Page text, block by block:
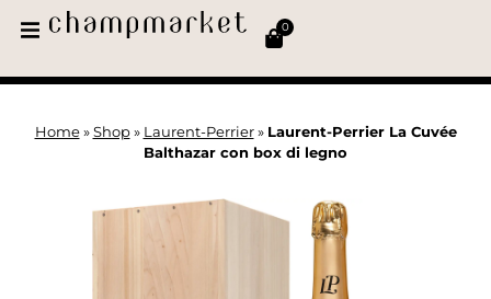
0
Home» Shop» Laurent-Perrier» Laurent-Perrier La Cuvée
Balthazar con box di legno